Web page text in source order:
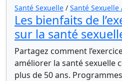
Santé Sexuelle / Santé Sexuelle
Les bienfaits de
sur la santé
Partagez comment
améliorer la santé sexuelle
plus de 50 ans.